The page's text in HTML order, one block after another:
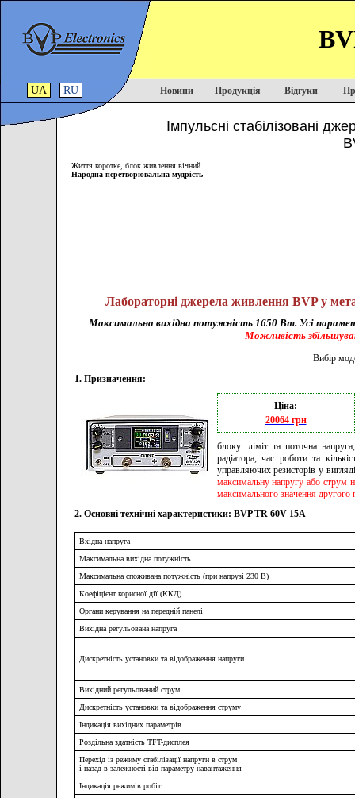
UA RU Новини Продукція Відгуки
Імпульсні стабілізовані
Життя коротке, блок живлення вічний.
Народна перетворювальна мудрість
Лабораторні джерела живлення BVP у
Максимальна вихідна потужність 1650 Вт. Усі
Можливість
Вибір
1. Призначення:
Ціна:
20064 грн
блоку: ліміт та поточна
радіатора, час роботи та
управляючих резисторів у
максимальну напругу або струм
максимального значення другого
2. Основні технічні характеристики: BVP TR 60V 15A
Вхідна напруга
Максимальна вихідна потужність
Максимальна споживана потужність (при напрузі 230 В)
Коефіцієнт корисної дії (ККД)
Органи керування на передній панелі
Вихідна регульована напруга
Дискретність установки та відображення напруги
Вихідний регульований струм
Дискретність установки та відображення струму
Індикація вихідних параметрів
Роздільна здатність TFT-дисплея
Перехід із режиму стабілізації напруги в струм
і назад в залежності від параметру навантаження
Індикація режимів робіт